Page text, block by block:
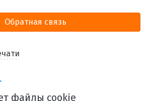
Обратная связь
файлы cookie